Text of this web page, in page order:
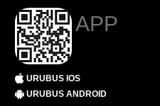
APP
URUBUS IOS
URUBUS ANDROID